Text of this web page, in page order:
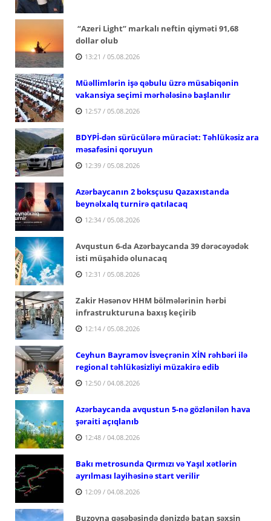
“Azeri Light” markalı neftin qiyməti 91,68
dollar olub
13:21 / 05.08.2026
Müəllimlərin işə qəbulu üzrə müsabiqənin
vakansiya seçimi mərhələsinə başlanılır
12:57 / 05.08.2026
BDYPİ-dən sürücülərə müraciət: Təhlükəsiz ara
məsafəsini qoruyun
12:39 / 05.08.2026
Azərbaycanın 2 boksçusu Qazaxıstanda
beynəlxalq turnirə qatılacaq
12:34 / 05.08.2026
Avqustun 6-da Azərbaycanda 39 dərəcəyədək
isti müşahidə olunacaq
12:31 / 05.08.2026
Zakir Həsənov HHM bölmələrinin hərbi
infrastrukturuna baxış keçirib
12:14 / 05.08.2026
Ceyhun Bayramov İsveçrənin XİN rəhbəri ilə
regional təhlükəsizliyi müzakirə edib
12:50 / 04.08.2026
Azərbaycanda avqustun 5-nə gözlənilən hava
şəraiti açıqlanıb
12:48 / 04.08.2026
Bakı metrosunda Qırmızı və Yaşıl xətlərin
ayrılması layihəsinə start verilir
12:09 / 04.08.2026
Buzovna qəsəbəsində dənizdə batan şəxsin